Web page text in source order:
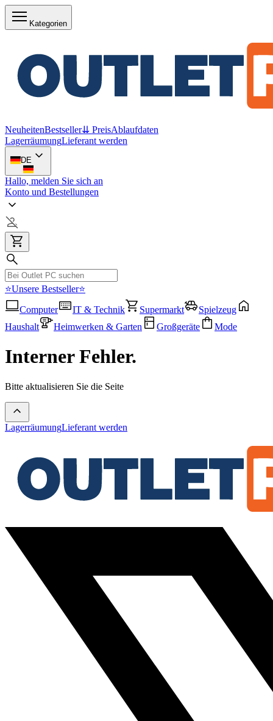
Kategorien
NeuheitenBestseller⇊ PreisAblaufdaten
LagerräumungLieferant werden
DE
Hallo, melden Sie sich an
Konto und Bestellungen
⭐Unsere Bestseller⭐
Computer
IT & Technik Supermarkt
Spielzeug
Haushalt
Heimwerken & Garten Großgeräte Mode
Interner Fehler.
Bitte aktualisieren Sie die Seite
LagerräumungLieferant werden